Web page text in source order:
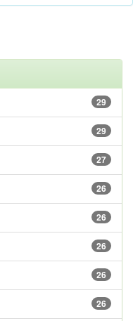
29
29
27
26
26
26
26
26